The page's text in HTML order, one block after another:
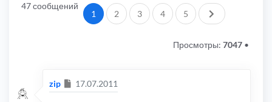
47 сообщений
1 2 3 4 5 След.
Просмотры: 7047 •
zip Сообщение
17.07.2011